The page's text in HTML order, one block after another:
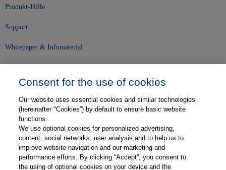
Produkt-Hilfe
Support
Whitepaper & Infomaterial
Karriere
Kontakt
Web-Semniare
Consent for the use of cookies
Our website uses essential cookies and similar technologies
(hereinafter "Cookies”) by default to ensure basic website
functions.
We use optional cookies for personalized advertising,
content, social networks, user analysis and to help us to
improve website navigation and our marketing and
performance efforts. By clicking “Accept”, you consent to
the using of optional cookies on your device and the